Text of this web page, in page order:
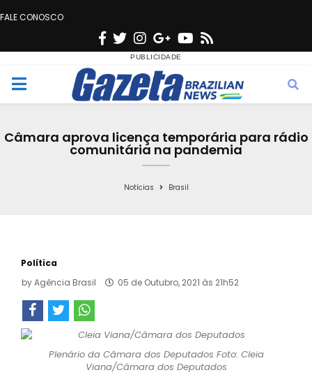
FALE CONOSCO
F
c
e
o
T
w
i
t
e
n
s
t
g
r
a
G
o
o
g
e
Y
u
t
b
s
M
Câmara aprova licença temporária para rádio
comunitária na pandemia
Notícias Brasil
Política
byAgência Brasil 05 de Outubro, 2021 às 21h52
Plenário da Câmara dos Deputados Foto: Cleia
Viana/Câmara dos Deputados